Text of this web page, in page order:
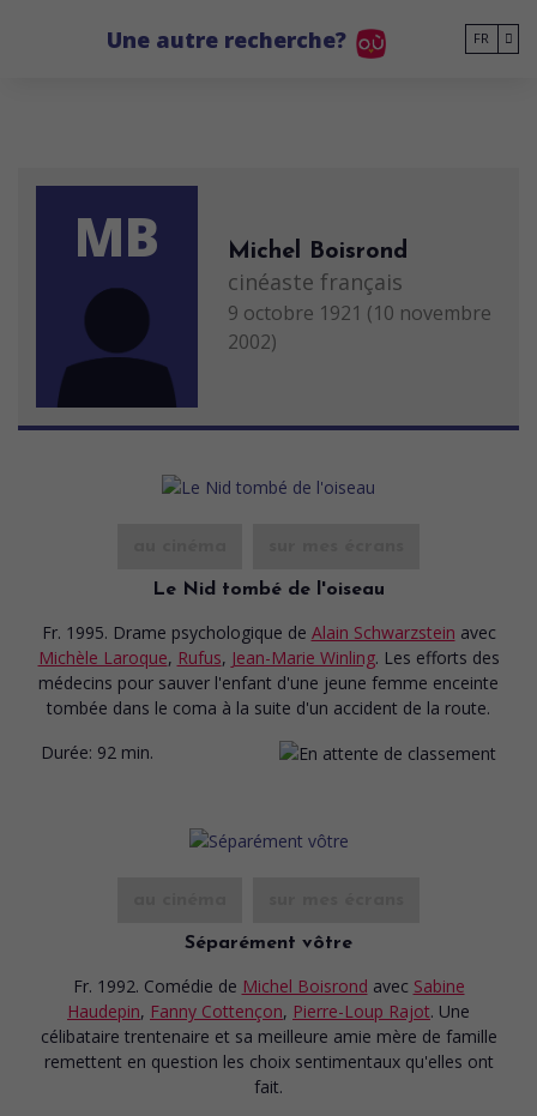
Une autre recherche? FR
MB Michel Boisrond
cinéaste français
9 octobre 1921 (10 novembre
2002)
Le Nid tombé de l'oiseau
Fr. 1995. Drame psychologique de Alain Schwarzstein avec
Michèle Laroque, Rufus, Jean-Marie Winling. Les efforts des
médecins pour sauver l'enfant d'une jeune femme enceinte
tombée dans le coma à la suite d'un accident de la route.
Durée: 92 min.
Séparément vôtre
Fr. 1992. Comédie de Michel Boisrond avec Sabine
Haudepin, Fanny Cottençon, Pierre-Loup Rajot. Une
célibataire trentenaire et sa meilleure amie mère de famille
remettent en question les choix sentimentaux qu'elles ont
fait.